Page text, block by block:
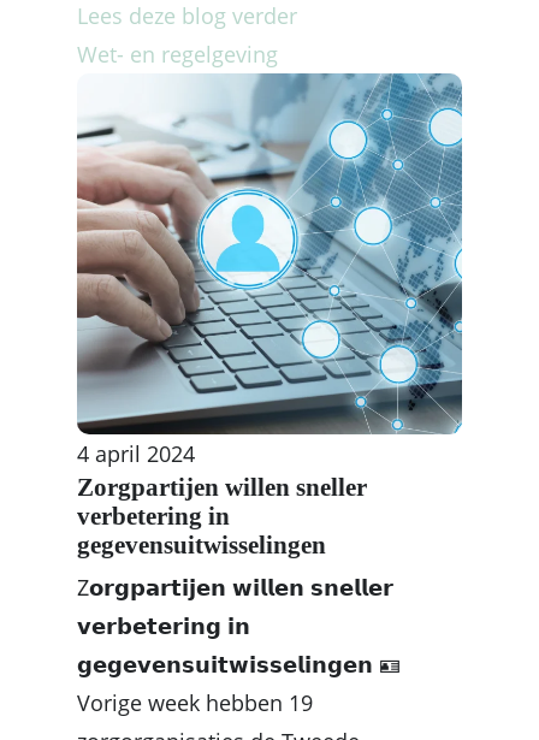
Lees deze blog verder
Wet- en regelgeving
4 april 2024
Zorgpartijen willen sneller
verbetering in
gegevensuitwisselingen
Z𝗼𝗿𝗴𝗽𝗮𝗿𝘁𝗶𝗷𝗲𝗻 𝘄𝗶𝗹𝗹𝗲𝗻 𝘀𝗻𝗲𝗹𝗹𝗲𝗿
𝘃𝗲𝗿𝗯𝗲𝘁𝗲𝗿𝗶𝗻𝗴 𝗶𝗻
𝗴𝗲𝗴𝗲𝘃𝗲𝗻𝘀𝘂𝗶𝘁𝘄𝗶𝘀𝘀𝗲𝗹𝗶𝗻𝗴𝗲𝗻 🪪
Vorige week hebben 19